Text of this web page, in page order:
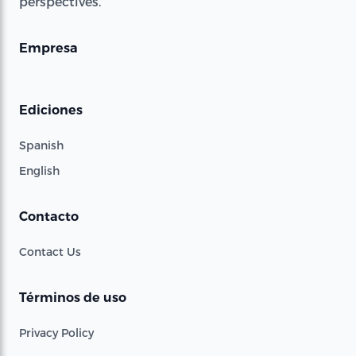
Empresa
Ediciones
Spanish
English
Contacto
Contact Us
Términos de uso
Privacy Policy